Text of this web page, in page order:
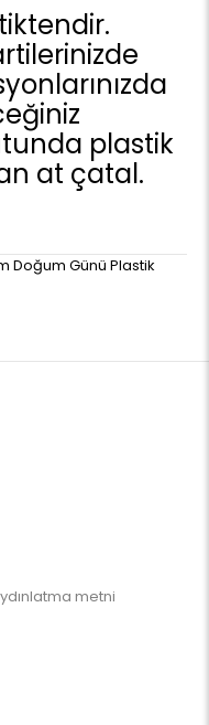
plastik
at çatal.
Doğum Günü Plastik
metni